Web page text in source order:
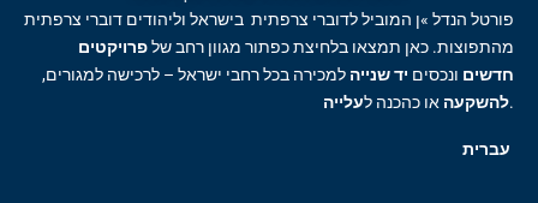
פורטל הנדל »ן המוביל לדוברי צרפתית בישראל וליהודים דוברי צרפתית
מהתפוצות. כאן תמצאו בלחיצת כפתור מגוון רחב שלפרויקטים
חדשים ונכסים יד שנייה למכירה בכל רחבי ישראל – לרכישה למגורים,
להשקעה או כהכנה לעלייה .